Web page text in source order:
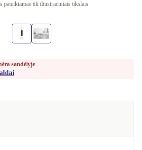
pateikiamas tik iliustraciniais tikslais
sandėlyje